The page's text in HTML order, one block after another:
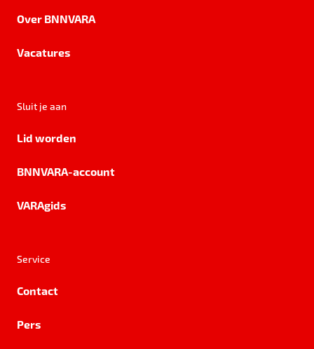
Over BNNVARA
Vacatures
Sluit je aan
Lid worden
BNNVARA-account
VARAgids
Service
Contact
Pers